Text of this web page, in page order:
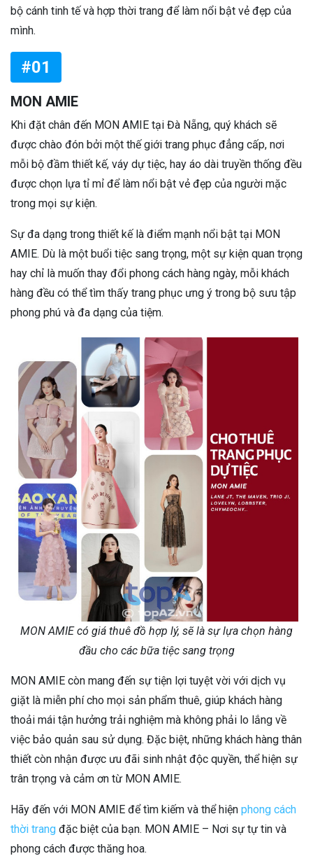
bộ cánh tinh tế và hợp thời trang để làm nổi bật vẻ đẹp của
mình.
#01
MON AMIE
Khi đặt chân đến MON AMIE tại Đà Nẵng, quý khách sẽ
được chào đón bởi một thế giới trang phục đẳng cấp, nơi
mỗi bộ đầm thiết kế, váy dự tiệc, hay áo dài truyền thống đều
được chọn lựa tỉ mỉ để làm nổi bật vẻ đẹp của người mặc
trong mọi sự kiện.
Sự đa dạng trong thiết kế là điểm mạnh nổi bật tại MON
AMIE. Dù là một buổi tiệc sang trọng, một sự kiện quan trọng
hay chỉ là muốn thay đổi phong cách hàng ngày, mỗi khách
hàng đều có thể tìm thấy trang phục ưng ý trong bộ sưu tập
phong phú và đa dạng của tiệm.
MON AMIE có giá thuê đồ hợp lý, sẽ là sự lựa chọn hàng
đầu cho các bữa tiệc sang trọng
MON AMIE còn mang đến sự tiện lợi tuyệt vời với dịch vụ
giặt là miễn phí cho mọi sản phẩm thuê, giúp khách hàng
thoải mái tận hưởng trải nghiệm mà không phải lo lắng về
việc bảo quản sau sử dụng. Đặc biệt, những khách hàng thân
thiết còn nhận được ưu đãi sinh nhật độc quyền, thể hiện sự
trân trọng và cảm ơn từ MON AMIE.
Hãy đến với MON AMIE để tìm kiếm và thể hiện phong cách
thời trang đặc biệt của bạn. MON AMIE – Nơi sự tự tin và
phong cách được thăng hoa.